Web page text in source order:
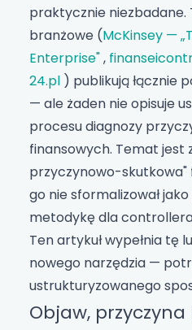
praktycznie niezbadane.
branżowe (McKinsey —
Enterprise",
24.pl ) publikują łącznie
— ale żaden nie opisuje
procesu diagnozy
finansowych. Temat jest
przyczynowo-
go nie sformalizował
metodykę dla
Ten artykuł wypełnia tę
nowego narzędzia —
ustrukturyzowanego
Objaw,